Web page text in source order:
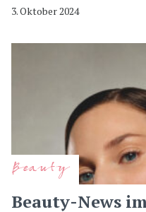
3. Oktober 2024
Beauty
Beauty-News